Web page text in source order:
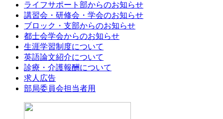
ライフサポート部からのお知らせ
講習会・研修会・学会のお知らせ
ブロック・支部からのお知らせ
都士会学会からのお知らせ
生涯学習制度について
英語論文紹介について
診療・介護報酬について
求人広告
部局委員会担当者用